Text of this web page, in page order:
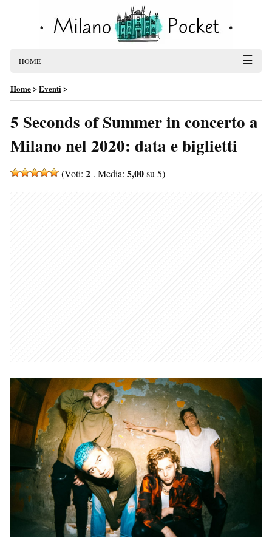
HOME ☰
Home>Eventi>
5 Seconds of Summer in concerto a
Milano nel 2020: data e biglietti
(Voti: 2 . Media: 5,00su 5)